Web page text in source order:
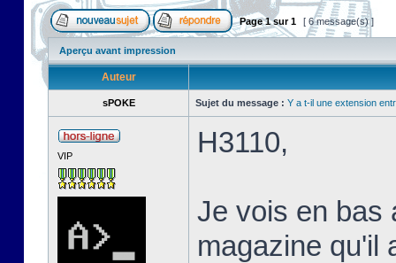
Page1sur1 [ 6 message(s) ]
Aperçu avant impression
Auteur
sPOKE Sujet du message : Y a t-il une extension
VIP H3110,
Je vois en bas
magazine qu'il